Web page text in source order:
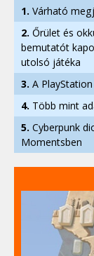
1. Várható
2. Őrület és
bemutatót
utolsó játéka
3. A
4. Több mint
5. Cyberpunk
Momentsben